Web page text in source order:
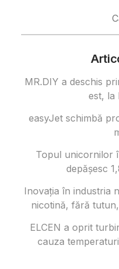
MR.DIY a deschis
est, la
easyJet schimbă
Topul unicornilor
depășesc
Inovația în industria
nicotină, fără
ELCEN a oprit
cauza